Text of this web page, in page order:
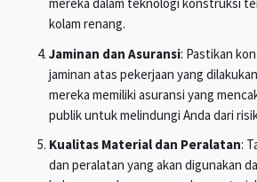
mereka dalam teknologi konstruksi
kolam renang.
Jaminan dan Asuransi: Pastikan
jaminan atas pekerjaan yang
mereka memiliki asuransi yang
publik untuk melindungi Anda dari
Kualitas Material dan Peralatan:
dan peralatan yang akan digunakan